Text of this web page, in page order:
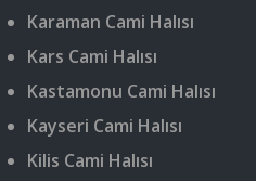
Karaman Cami Halısı
Kars Cami Halısı
Kastamonu Cami Halısı
Kayseri Cami Halısı
Kilis Cami Halısı